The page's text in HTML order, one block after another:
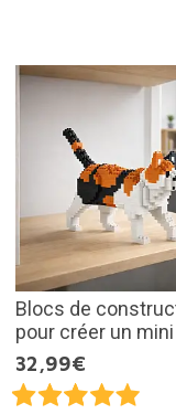
Blocs de
pour créer un
32,99€